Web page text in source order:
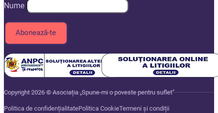
Nume
Copyright 2026 © Asociația „Spune-mi o poveste pentru suflet”
Politica de confidențialitatePolitica CookieTermeni și condiții